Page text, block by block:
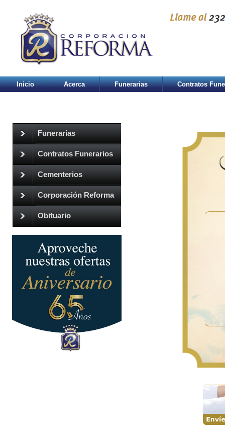
Inicio Acerca Funerarias Contratos
Funerarias
Contratos Funerarios
Cementerios
Corporación Reforma
Obituario